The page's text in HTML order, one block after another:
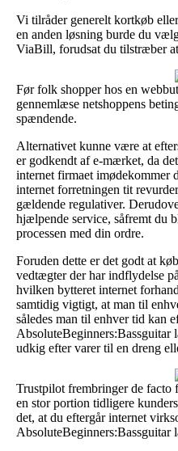
Vi tilråder generelt kortkøb
en anden løsning burde du
ViaBill, forudsat du tilstræber at
Før folk shopper hos en
gennemlæse netshoppens
spændende.
Alternativet kunne være at
er godkendt af e-mærket, da
internet firmaet imødekommer
internet forretningen tit
gældende regulativer.
hjælpende service, såfremt du
processen med din ordre.
Foruden dette er det godt at
vedtægter der har indflydelse
hvilken bytteret internet
samtidig vigtigt, at man til
således man til enhver tid kan
AbsoluteBeginners:Bassguitar
udkig efter varer til en dreng
Trustpilot frembringer de facto
en stor portion tidligere
det, at du eftergår internet
AbsoluteBeginners:Bassguitar